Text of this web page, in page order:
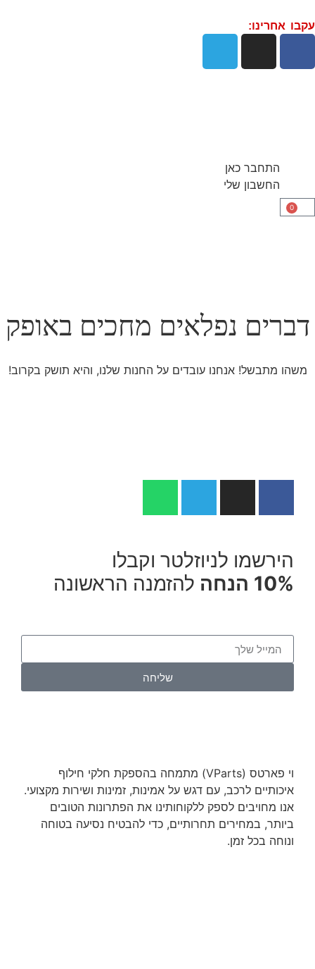
עקבו אחרינו:
התחבר כאן
החשבון שלי
0
דברים נפלאים מחכים באופק
משהו מתבשל! אנחנו עובדים על החנות שלנו, והיא תושק בקרוב!
הירשמו לניוזלטר וקבלו
10% הנחה
להזמנה הראשונה
שליחה
וי פארטס (VParts) מתמחה בהספקת חלקי חילוף
איכותיים לרכב, עם דגש על אמינות, זמינות ושירות מקצועי.
אנו מחויבים לספק ללקוחותינו את הפתרונות הטובים
ביותר, במחירים תחרותיים, כדי להבטיח נסיעה בטוחה
ונוחה בכל זמן.